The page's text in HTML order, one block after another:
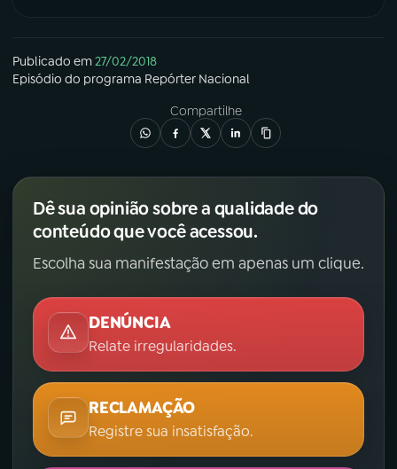
Publicado em27/02/2018
Episódio do programa Repórter Nacional
Compartilhe
Dê sua opinião sobre a qualidade do
conteúdo que você acessou.
Escolha sua manifestação em apenas um clique.
DENÚNCIA
Relate irregularidades.
RECLAMAÇÃO
Registre sua insatisfação.